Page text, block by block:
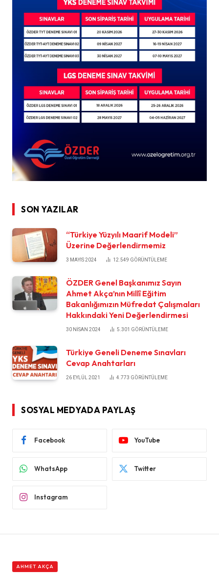
SON YAZILAR
“Türkiye Yüzyılı Maarif Modeli”
Üzerine Değerlendirmemiz
3 MAYIS 2024 12.549 GÖRÜNTÜLEME
ÖZDER Genel Başkanımız Sayın
Ahmet Akça’nın Millî Eğitim
Bakanlığımızın Müfredat Çalışmaları
Hakkındaki Yeni Değerlendirmesi
30 NISAN 2024 5.301 GÖRÜNTÜLEME
Türkiye Geneli Deneme Sınavları
Cevap Anahtarları
26 EYLÜL 2021 4.773 GÖRÜNTÜLEME
SOSYAL MEDYADA PAYLAŞ
Facebook YouTube
WhatsApp Twitter
Instagram
AHMET AKÇA